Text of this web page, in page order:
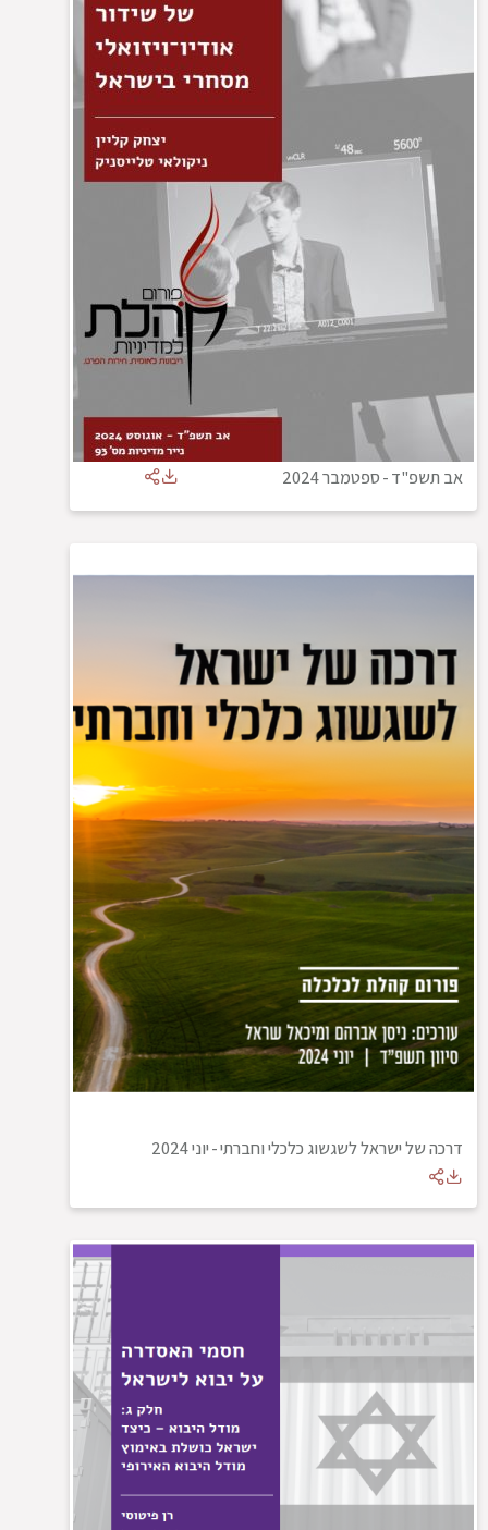
אב תשפ"ד-ספטמבר 2024
דרכה של ישראל לשגשוג כלכלי וחברתי-יוני 2024